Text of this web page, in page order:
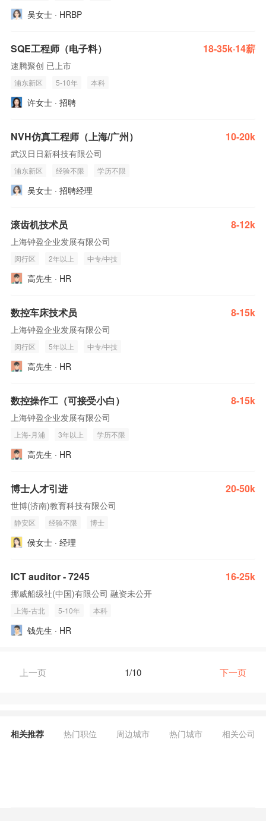
吴女士 · HRBP
SQE工程师（电子料） 18-35k·14薪
速腾聚创 已上市
浦东新区 5-10年 本科
许女士 · 招聘
NVH仿真工程师（上海/广州） 10-20k
武汉日日新科技有限公司
浦东新区 经验不限 学历不限
吴女士 · 招聘经理
滚齿机技术员 8-12k
上海钟盈企业发展有限公司
闵行区 2年以上 中专/中技
高先生 · HR
数控车床技术员 8-15k
上海钟盈企业发展有限公司
闵行区 5年以上 中专/中技
高先生 · HR
数控操作工（可接受小白） 8-15k
上海钟盈企业发展有限公司
上海-月浦 3年以上 学历不限
高先生 · HR
博士人才引进 20-50k
世博(济南)教育科技有限公司
静安区 经验不限 博士
侯女士 · 经理
ICT auditor - 7245 16-25k
挪威船级社(中国)有限公司 融资未公开
上海-古北 5-10年 本科
钱先生 · HR
上一页 1/10 下一页
相关推荐 热门职位 周边城市 热门城市 相关公司